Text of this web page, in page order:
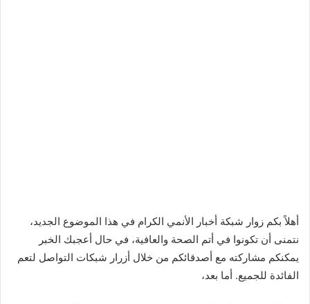
أهلاً بكم زوار شبكة أخبار الأنمي الكرام في هذا الموضوع الجديد،
نتمنى أن تكونوا في أتم الصحة والعافية، في حال أعجبك الخبر
يمكنكم مشاركته مع أصدقائكم من خلال أزرار شبكات التواصل لتعم
الفائدة للجميع. أما بعد،